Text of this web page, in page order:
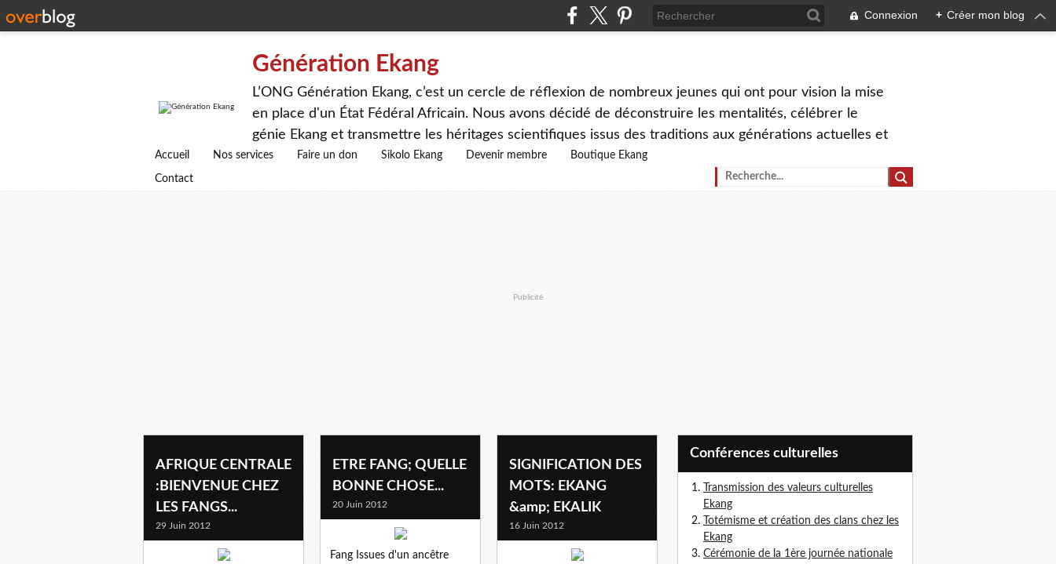
Connexion + Créer mon blog
Génération Ekang
L’ONG Génération Ekang, c’est un cercle de réflexion de nombreux jeunes qui ont pour vision la mise
en place d'un État Fédéral Africain. Nous avons décidé de déconstruire les mentalités, célébrer le
génie Ekang et transmettre les héritages scientifiques issus des traditions aux générations actuelles et
avenirs.
Accueil Nos services Faire un don Sikolo Ekang Devenir membre Boutique Ekang
Contact
Publicité
AFRIQUE CENTRALE
:BIENVENUE CHEZ
LES FANGS...
29 Juin 2012
ETRE FANG; QUELLE
BONNE CHOSE...
20 Juin 2012
Fang Issues d'un ancêtre
SIGNIFICATION DES
MOTS: EKANG
&amp; EKALIK
16 Juin 2012
Conférences culturelles
Transmission des valeurs culturelles
Ekang
Totémisme et création des clans chez les
Ekang
Cérémonie de la 1ère journée nationale